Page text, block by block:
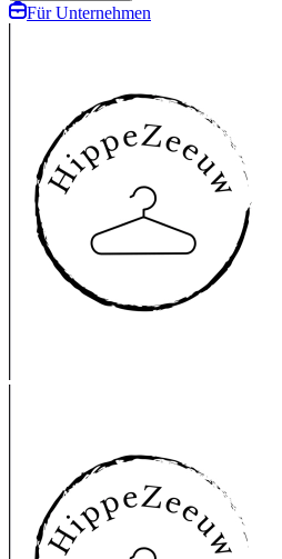
Für Unternehmen